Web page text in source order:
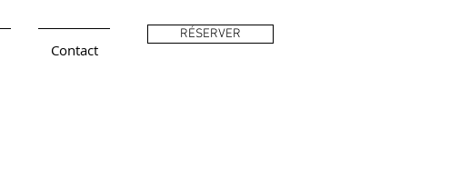
Contact
RÉSERVER